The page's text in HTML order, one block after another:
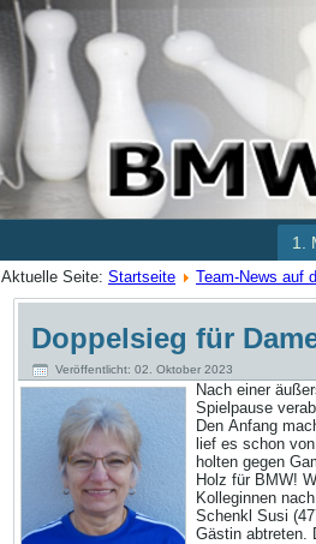
1.
Aktuelle Seite: Startseite Team-News auf
Doppelsieg für
Veröffentlicht: 02. Oktober 2023
Nach einer
Spielpause
Den Anfang
lief es schon
holten gegen
Holz für BMW!
Kolleginnen
Schenkl Susi
Gästin abtreten.